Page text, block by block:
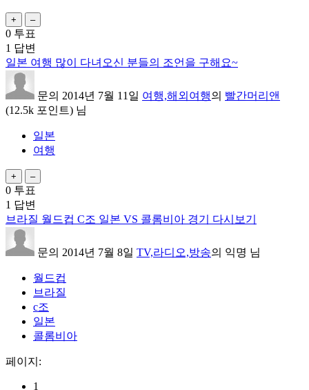
0 투표
1 답변
일본 여행 많이 다녀오신 분들의 조언을 구해요~
문의 2014년 7월 11일 여행,해외여행의 빨간머리앤
(12.5k 포인트) 님
일본
여행
0 투표
1 답변
브라질 월드컵 C조 일본 VS 콜롬비아 경기 다시보기
문의 2014년 7월 8일 TV,라디오,방송의 익명 님
월드컵
브라질
c조
일본
콜롬비아
페이지:
1